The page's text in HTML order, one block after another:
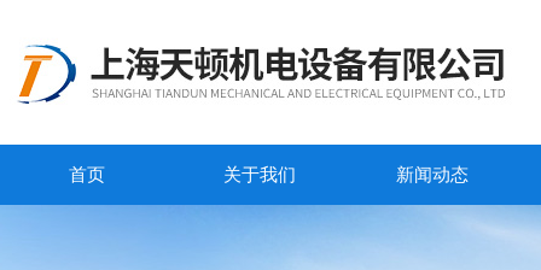
首页 关于我们 新闻动态